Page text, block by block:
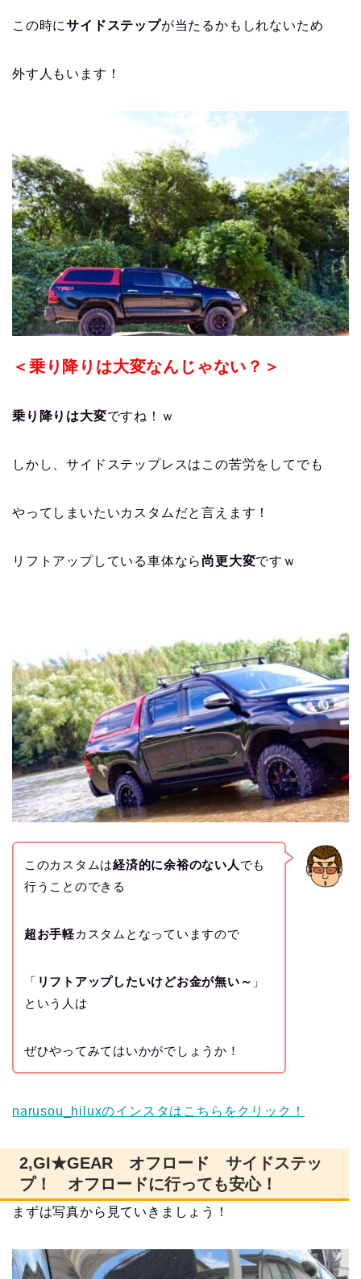
この時にサイドステップが当たるかもしれないため
外す人もいます！
＜乗り降りは大変なんじゃない？＞
乗り降りは大変ですね！ｗ
しかし、サイドステップレスはこの苦労をしてでも
やってしまいたいカスタムだと言えます！
リフトアップしている車体なら 尚更大変ですｗ
このカスタムは経済的に余裕のない人 でも
行うことのできる
超お手軽カスタムとなっていますので
「 リフトアップしたいけどお金が無い～ 」
という人は
ぜひやってみてはいかがでしょうか！
narusou_hiluxのインスタはこちらをクリック！
2,GI★GEAR オフロード サイドステッ
プ！ オフロードに行っても安心！
まずは写真から見ていきましょう！